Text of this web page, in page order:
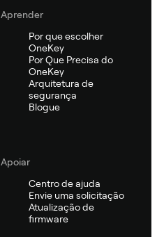
Aprender
Por que escolher
OneKey
Por Que Precisa do
OneKey
Arquitetura de
segurança
Blogue
Apoiar
Centro de ajuda
Envie uma solicitação
Atualização de
firmware